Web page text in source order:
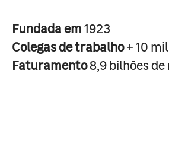
Fundada em1923
Colegas de trabalho+ 10 mil
Faturamento8,9 bilhões